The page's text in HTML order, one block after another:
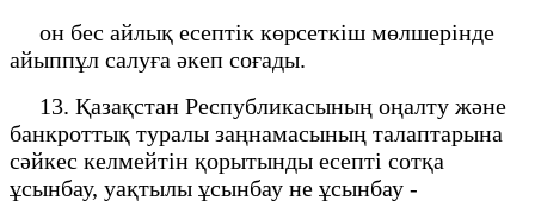
он бес айлық есептік көрсеткіш мөлшерінде
айыппұл салуға әкеп соғады.
13. Қазақстан Республикасының оңалту және
банкроттық туралы заңнамасының талаптарына
сәйкес келмейтін қорытынды есепті сотқа
ұсынбау, уақтылы ұсынбау не ұсынбау -